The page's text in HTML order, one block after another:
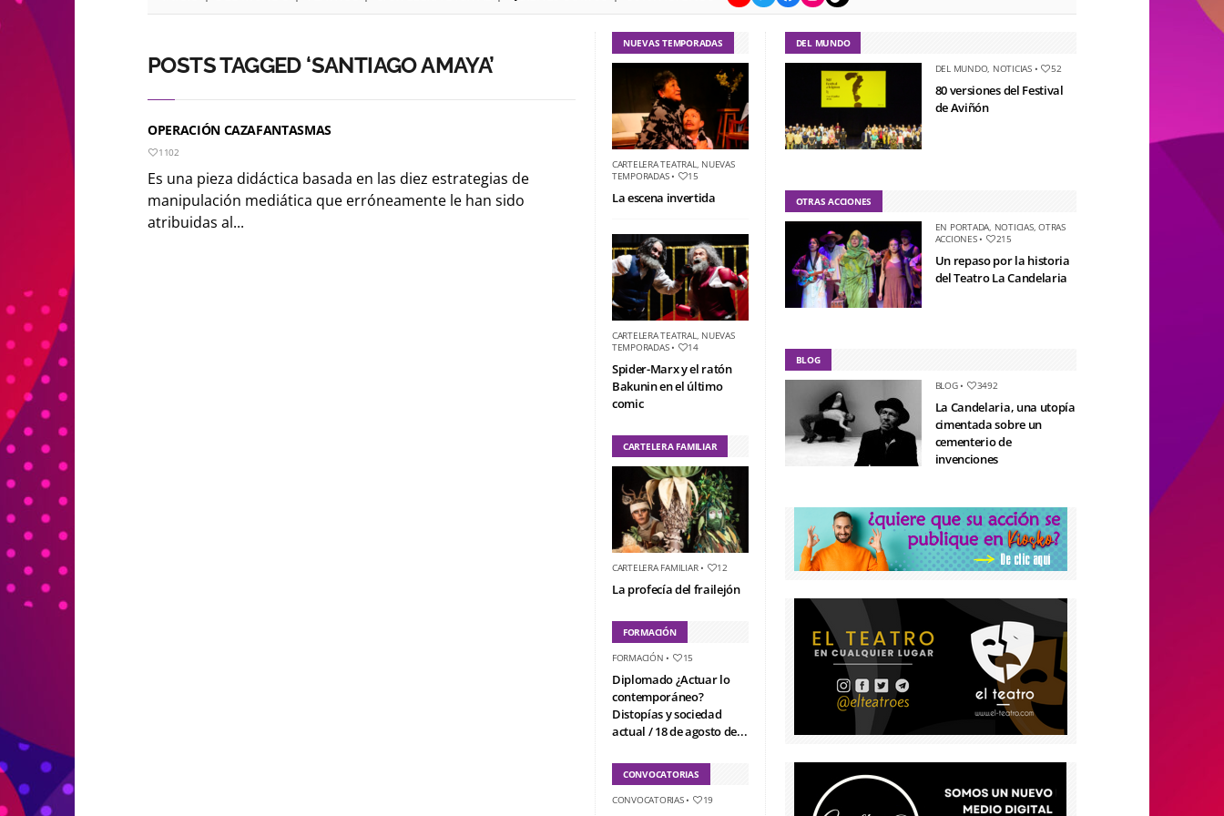
POSTS TAGGED ‘SANTIAGO AMAYA’
OPERACIÓN CAZAFANTASMAS
1102
Es una pieza didáctica basada en las diez estrategias de
manipulación mediática que erróneamente le han sido
atribuidas al...
NUEVAS TEMPORADAS
CARTELERA TEATRAL, NUEVAS
TEMPORADAS• 15
La escena invertida
CARTELERA TEATRAL, NUEVAS
TEMPORADAS• 14
Spider-Marx y el ratón
Bakunin en el último
comic
CARTELERA FAMILIAR
CARTELERA FAMILIAR• 12
La profecía del frailejón
FORMACIÓN
FORMACIÓN • 15
Diplomado ¿Actuar lo
contemporáneo?
Distopías y sociedad
actual / 18 de agosto de...
CONVOCATORIAS
CONVOCATORIAS• 19
DEL MUNDO
DEL MUNDO, NOTICIAS• 52
80 versiones del Festival
de Aviñón
OTRAS ACCIONES
EN PORTADA, NOTICIAS,OTRAS
ACCIONES• 215
Un repaso por la historia
del Teatro La Candelaria
BLOG
BLOG• 3492
La Candelaria, una utopía
cimentada sobre un
cementerio de
invenciones